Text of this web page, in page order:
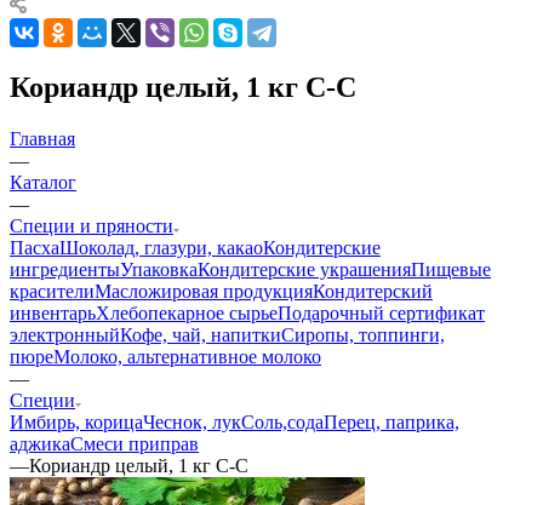
Кориандр целый, 1 кг С-С
Главная
—
Каталог
—
Специи и пряности
ПасхаШоколад, глазури, какаоКондитерские
ингредиентыУпаковкаКондитерские украшенияПищевые
красителиМасложировая продукцияКондитерский
инвентарьХлебопекарное сырьеПодарочный сертификат
электронныйКофе, чай, напиткиСиропы, топпинги,
пюреМолоко, альтернативное молоко
—
Специи
Имбирь, корицаЧеснок, лукСоль,содаПерец, паприка,
аджикаСмеси приправ
—Кориандр целый, 1 кг С-С